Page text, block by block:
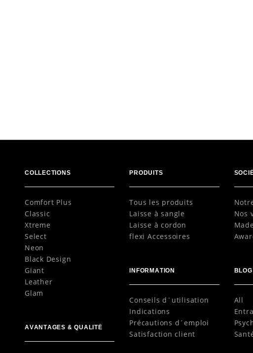
COLLECTIONS
Comfort Plus
Classic
Xtreme
Select
Neon
Black Design
Giant
Leather
Glam
AVANTAGES & QUALITÉ
PRODUITS
Tous les produits
Laisse à sangle
Laisse à cordon
flexi Accessoires
INFORMATION
Conseils d´utilisation
Indications
Précautions d´emploi
Satisfaction client
Nos
All